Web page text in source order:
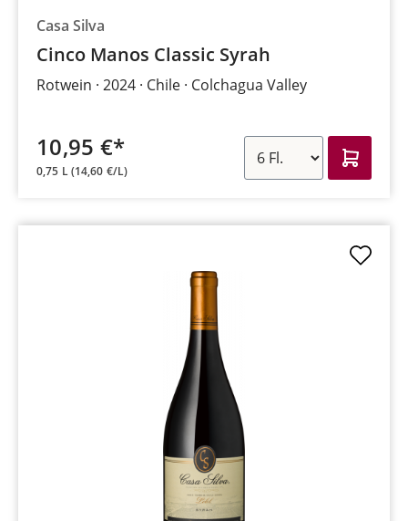
Casa Silva
Cinco Manos Classic Syrah
Rotwein 2024 Chile Colchagua Valley
10,95 €*
0,75 L(14,60 €/L)